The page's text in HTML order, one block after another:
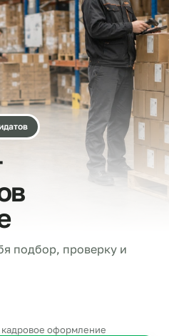
подбор, проверку и
кадровое оформление